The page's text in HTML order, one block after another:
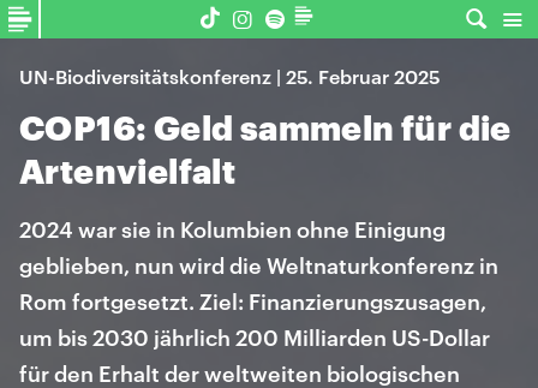
UN-Biodiversitätskonferenz | 25. Februar 2025
COP16: Geld sammeln für die
Artenvielfalt
2024 war sie in Kolumbien ohne Einigung
geblieben, nun wird die Weltnaturkonferenz in
Rom fortgesetzt. Ziel: Finanzierungszusagen,
um bis 2030 jährlich 200 Milliarden US-Dollar
für den Erhalt der weltweiten biologischen